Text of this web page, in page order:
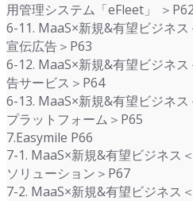
用管理システム「eFleet」 ＞P62
6-11. MaaS×新規&有望ビジネ
宣伝広告＞P63
6-12. MaaS×新規&有望ビジネ
告サービス＞P64
6-13. MaaS×新規&有望ビジネ
プラットフォーム＞P65
7.Easymile P66
7-1. MaaS×新規&有望ビジネス
ソリューション＞P67
7-2. MaaS×新規&有望ビジネス